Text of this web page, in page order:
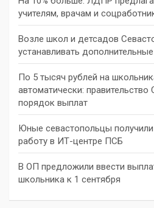
учителям, врачам и
Возле школ и детсадов
устанавливать
По 5 тысяч рублей на
автоматически:
порядок выплат
Юные севастопольцы
работу в ИТ-центре ПСБ
В ОП предложили ввести
школьника к 1 сентября